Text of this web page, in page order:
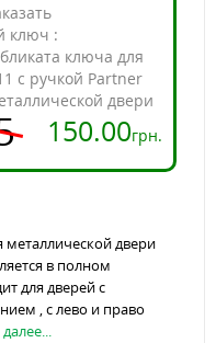
ключ :
ключа для
с ручкой Partner
двери
150.00грн.
металлической двери
в полном
для дверей с
, с лево и право